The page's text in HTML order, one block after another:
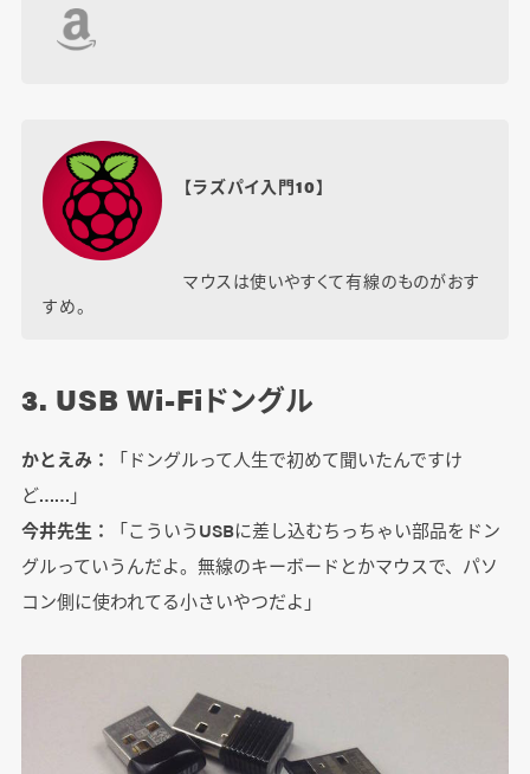
【ラズパイ入門10】
マウスは使いやすくて有線のものがおす
すめ。
3. USB Wi-Fiドングル
かとえみ：
「ドングルって人生で初めて聞いたんですけ
ど……」
今井先生：
「こういうUSBに差し込むちっちゃい部品をドン
グルっていうんだよ。無線のキーボードとかマウスで、パソ
コン側に使われてる小さいやつだよ」